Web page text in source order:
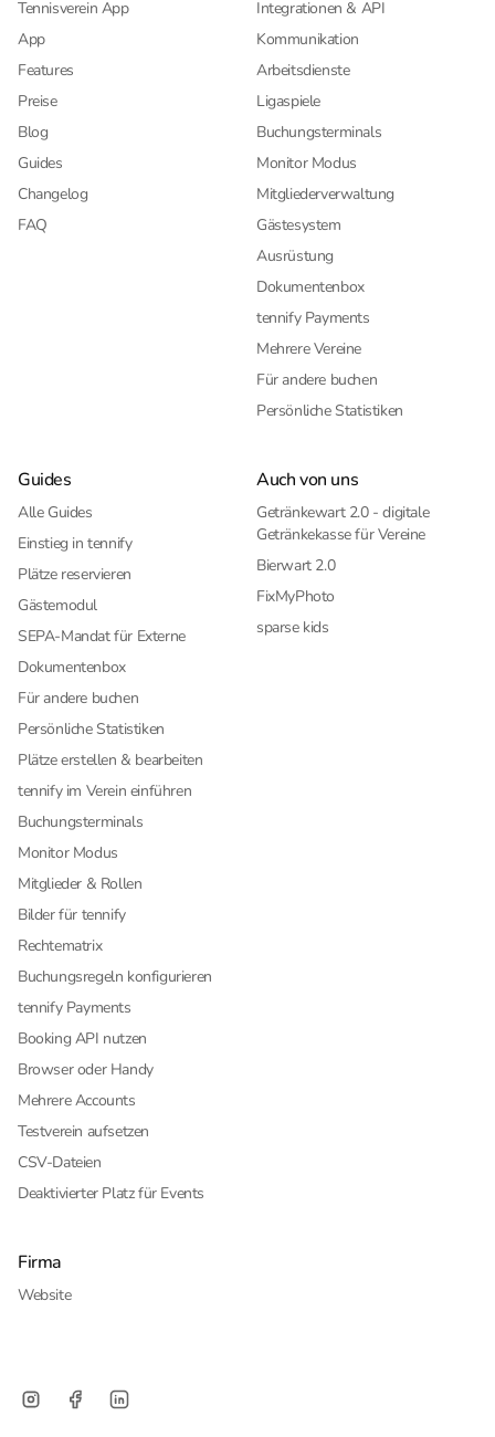
Tennisverein App
App
Features
Preise
Blog
Guides
Changelog
FAQ
Integrationen & API
Kommunikation
Arbeitsdienste
Ligaspiele
Buchungsterminals
Monitor Modus
Mitgliederverwaltung
Gästesystem
Ausrüstung
Dokumentenbox
tennify Payments
Mehrere Vereine
Für andere buchen
Persönliche Statistiken
Guides
Alle Guides
Einstieg in tennify
Plätze reservieren
Gästemodul
SEPA-Mandat für Externe
Dokumentenbox
Für andere buchen
Persönliche Statistiken
Plätze erstellen & bearbeiten
tennify im Verein einführen
Buchungsterminals
Monitor Modus
Mitglieder & Rollen
Bilder für tennify
Rechtematrix
Buchungsregeln konfigurieren
tennify Payments
Booking API nutzen
Browser oder Handy
Mehrere Accounts
Testverein aufsetzen
CSV-Dateien
Deaktivierter Platz für Events
Auch von uns
Getränkewart 2.0 - digitale
Getränkekasse für Vereine
Bierwart 2.0
FixMyPhoto
sparse kids
Firma
Website